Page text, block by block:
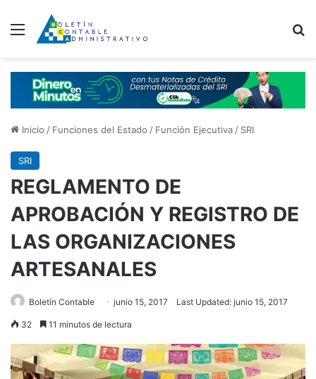
Menú
Inicio / Funciones del Estado / Función Ejecutiva / SRI
SRI
REGLAMENTO DE
APROBACIÓN Y REGISTRO DE
LAS ORGANIZACIONES
ARTESANALES
Boletín Contable junio 15, 2017 Last Updated: junio 15, 2017
32 11 minutos de lectura